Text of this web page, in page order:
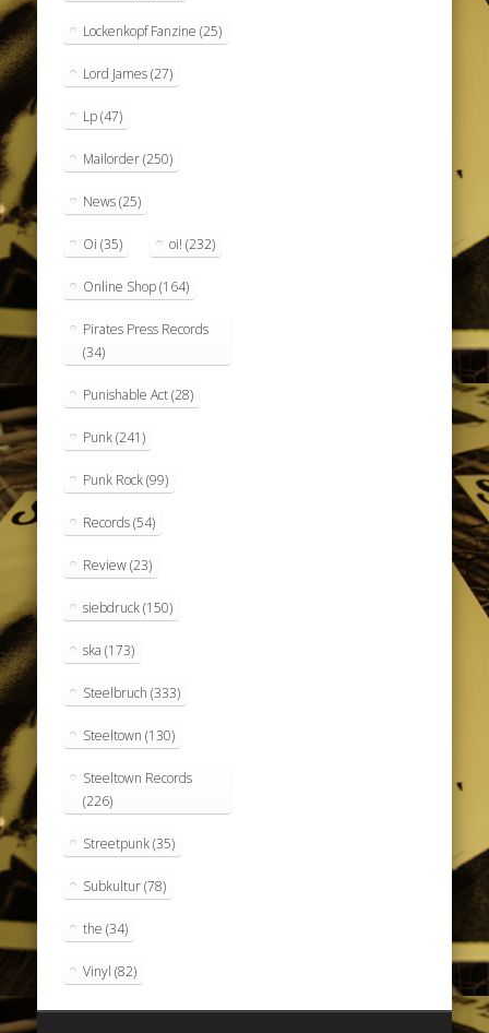
Lockenkopf Fanzine (25)
Lord James(27)
Lp(47)
Mailorder(250)
News(25)
Oi (35) oi! (232)
Online Shop(164)
Pirates Press Records
(34)
Punishable Act(28)
Punk(241)
Punk Rock(99)
Records(54)
Review(23)
siebdruck(150)
ska (173)
Steelbruch (333)
Steeltown (130)
Steeltown Records
(226)
Streetpunk(35)
Subkultur(78)
the (34)
Vinyl (82)